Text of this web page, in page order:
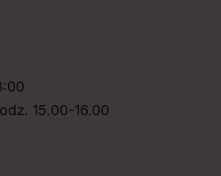
15.00-16.00